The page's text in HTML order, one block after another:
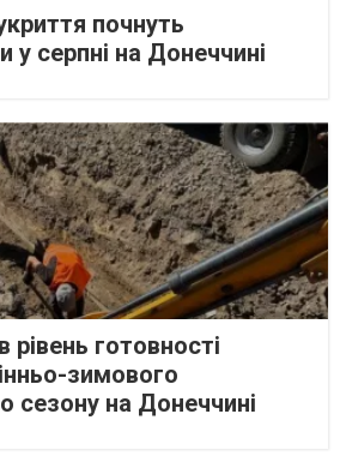
почнуть
у серпні на Донеччині
готовності
зимового
сезону на Донеччині